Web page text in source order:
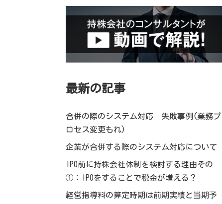
最新の記事
合併の際のシステム対応 失敗事例(業務プ
ロセス変更もれ)
企業が合併する際のシステム対応について
IPO前に持株会社体制を検討する理由その
①：IPOをすることで税金が増える？
経営指導料の算定時期は前期実績と当期予